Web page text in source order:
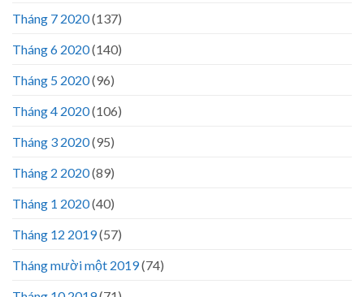
Tháng 7 2020(137)
Tháng 6 2020(140)
Tháng 5 2020(96)
Tháng 4 2020(106)
Tháng 3 2020(95)
Tháng 2 2020(89)
Tháng 1 2020(40)
Tháng 12 2019(57)
Tháng mười một 2019(74)